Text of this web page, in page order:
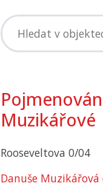
Muzikářové
Rooseveltova 0/04
Danuše Muzikářová